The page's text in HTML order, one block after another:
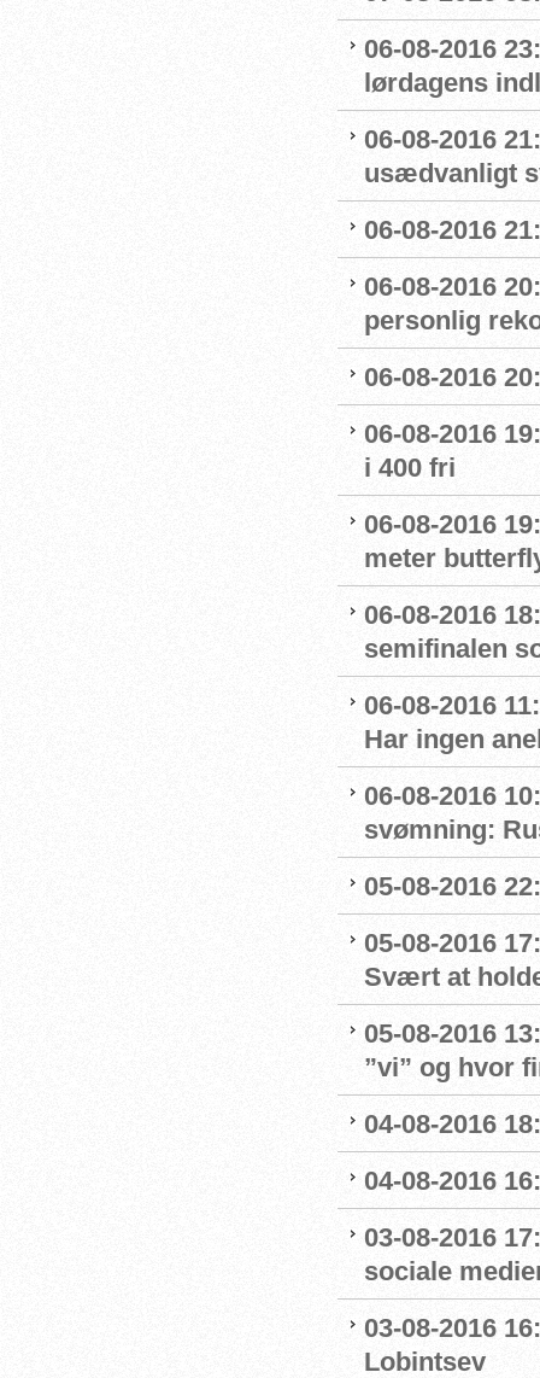
06-08-2016
lørdagens
06-08-2016
usædvanligt
06-08-2016
06-08-2016
personlig
06-08-2016
06-08-2016
i 400 fri
06-08-2016
meter
06-08-2016
semifinalen
06-08-2016
Har ingen
06-08-2016
svømning:
05-08-2016
05-08-2016
Svært at
05-08-2016
”vi” og hvor
04-08-2016
04-08-2016
03-08-2016
sociale
03-08-2016
Lobintsev